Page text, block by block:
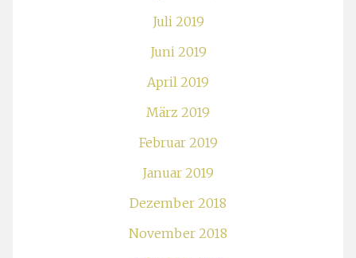
Juli 2019
Juni 2019
April 2019
März 2019
Februar 2019
Januar 2019
Dezember 2018
November 2018